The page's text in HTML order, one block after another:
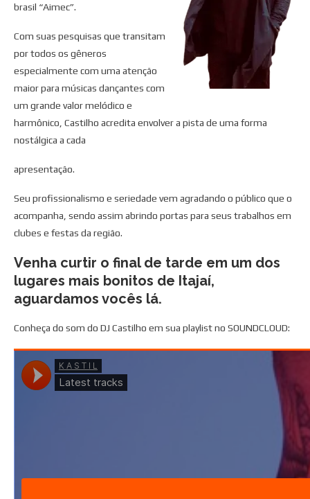
brasil “Aimec”.
Com suas pesquisas que transitam
por todos os gêneros
especialmente com uma atenção
maior para músicas dançantes com
um grande valor melódico e
harmônico, Castilho acredita envolver a pista de uma forma
nostálgica a cada
apresentação.
Seu profissionalismo e seriedade vem agradando o público que o
acompanha, sendo assim abrindo portas para seus trabalhos em
clubes e festas da região.
Venha curtir o final de tarde em um dos
lugares mais bonitos de Itajaí,
aguardamos vocês lá.
Conheça do som do DJ Castilho em sua playlist no SOUNDCLOUD: